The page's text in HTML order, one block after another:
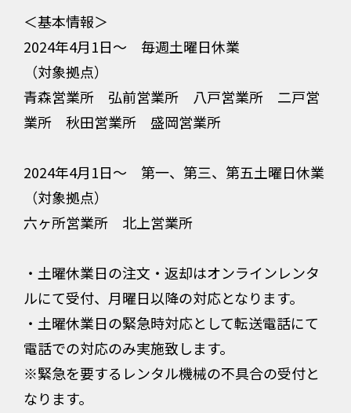
＜基本情報＞
2024年4月1日～ 毎週土曜日休業
（対象拠点）
青森営業所 弘前営業所 八戸営業所 二戸営
業所 秋田営業所 盛岡営業所
2024年4月1日～ 第一、第三、第五土曜日休業
（対象拠点）
六ヶ所営業所 北上営業所
・土曜休業日の注文・返却はオンラインレンタ
ルにて受付、月曜日以降の対応となります。
・土曜休業日の緊急時対応として転送電話にて
電話での対応のみ実施致します。
※緊急を要するレンタル機械の不具合の受付と
なります。